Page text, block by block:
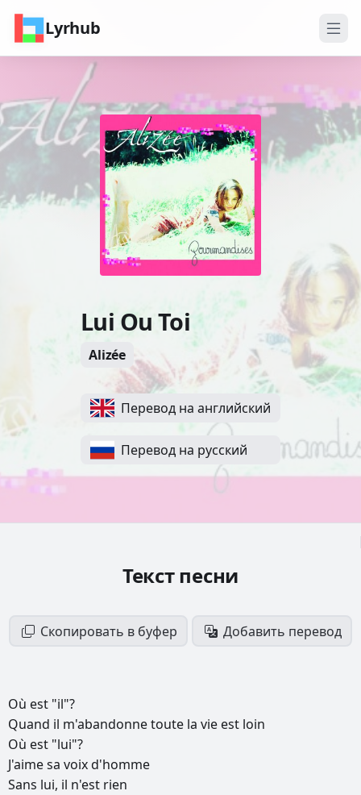
Lyrhub
Lui Ou Toi
Alizée
Перевод на английский
Перевод на русский
Текст песни
Скопировать в буфер Добавить перевод
Où est "il"?
Quand il m'abandonnetoute la vie est loin
Où est "lui"?
J'aimesa voixd'homme
Sans lui, il n'est rien